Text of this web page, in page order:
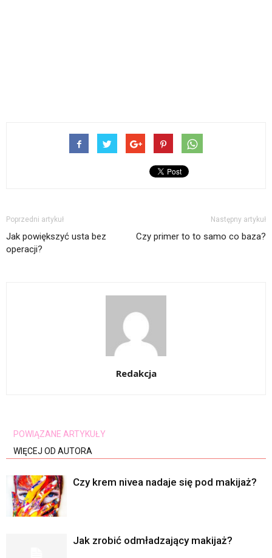
Poprzedni artykuł
Jak powiększyć usta bez
operacji?
Następny artykuł
Czy primer to to samo co baza?
Redakcja
POWIĄZANE ARTYKUŁY
WIĘCEJ OD AUTORA
Czy krem nivea nadaje się pod makijaż?
Jak zrobić odmładzający makijaż?